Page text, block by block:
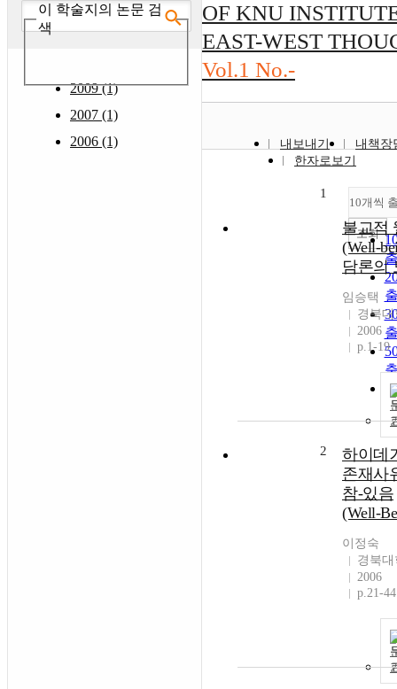
이 학술지의 논문 검
색
2009 (1)
2007 (1)
2006 (1)
OF KNU
EAST-WEST
Vol.1 No.-
내보내기
내책장
한자로보기
10개씩
조회
1
불교적
(Well-
담론의
임승택
경북
2006
p.1-19
2
하이데
존재사
참-있음
(Well-
이정숙
경북
2006
p.21-44